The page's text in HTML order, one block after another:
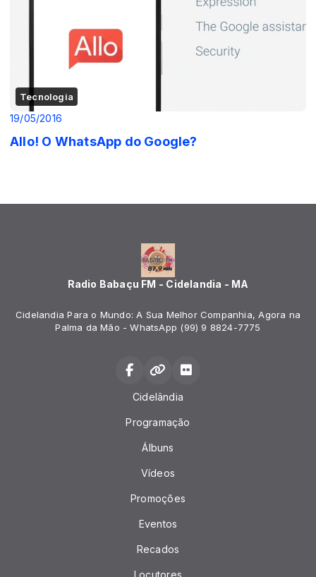
Tecnologia
19/05/2016
Allo! O WhatsApp do Google?
Radio Babaçu FM - Cidelandia - MA
Cidelandia Para o Mundo: A Sua Melhor Companhia, Agora na
Palma da Mão - WhatsApp (99) 9 8824-7775
Cidelândia
Programação
Álbuns
Vídeos
Promoções
Eventos
Recados